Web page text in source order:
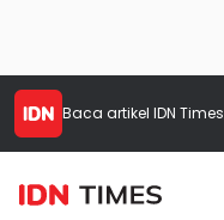
Baca artikel IDN Times